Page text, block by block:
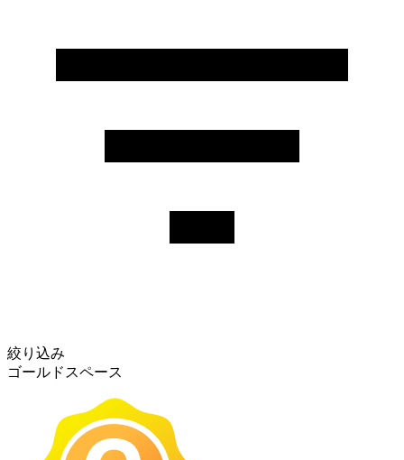
絞り込み
ゴールドスペース